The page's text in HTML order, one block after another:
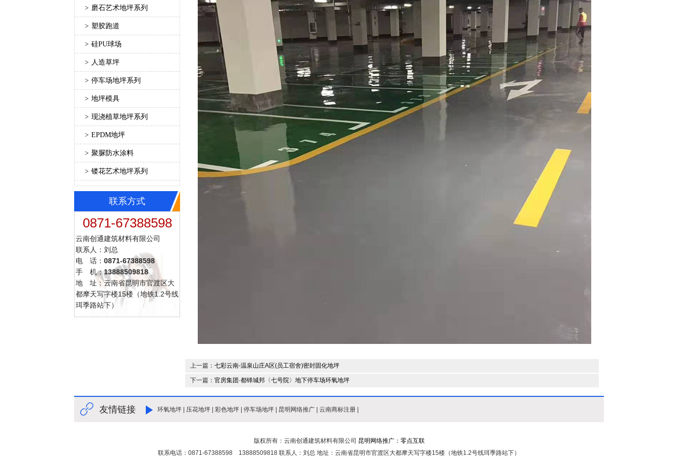
> 磨石艺术地坪系列
> 塑胶跑道
> 硅PU球场
> 人造草坪
> 停车场地坪系列
> 地坪模具
> 现浇植草地坪系列
> EPDM地坪
> 聚脲防水涂料
> 镂花艺术地坪系列
联系方式
0871-67388598
云南创通建筑材料有限公司
联系人：刘总
电 话： 0871-67388598
手 机：13888509818
地 址：云南省昆明市官渡区大
都摩天写字楼15楼（地铁1.2号线
珥季路站下）
上一篇： 七彩云南-温泉山庄A区(员工宿舍)密封固化地坪
下一篇： 官房集团·都铎城邦〈七号院〉地下停车场环氧地坪
友情链接 环氧地坪 压花地坪 彩色地坪 停车场地坪 昆明网络推广 云南商标注册
版权所有：云南创通建筑材料有限公司 昆明网络推广：零点互联
联系电话：0871-67388598 13888509818 联系人：刘总 地址：云南省昆明市官渡区大都摩天写字楼15楼（地铁1.2号线珥季路站下）